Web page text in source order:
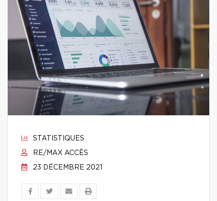
STATISTIQUES
RE/MAX ACCÈS
23 DÉCEMBRE 2021